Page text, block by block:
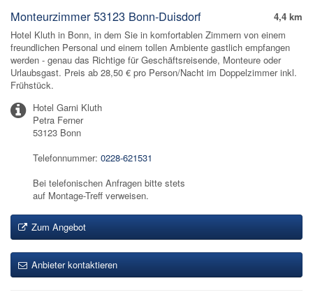
4,4 km
Monteurzimmer 53123 Bonn-Duisdorf
Hotel Kluth in Bonn, in dem Sie in komfortablen Zimmern von einem
freundlichen Personal und einem tollen Ambiente gastlich empfangen
werden - genau das Richtige für Geschäftsreisende, Monteure oder
Urlaubsgast. Preis ab 28,50 € pro Person/Nacht im Doppelzimmer inkl.
Frühstück.
Hotel Garni Kluth
Petra Ferner
53123 Bonn
Telefonnummer: 0228-621531
Bei telefonischen Anfragen bitte stets
auf Montage-Treff verweisen.
Zum Angebot
Anbieter kontaktieren